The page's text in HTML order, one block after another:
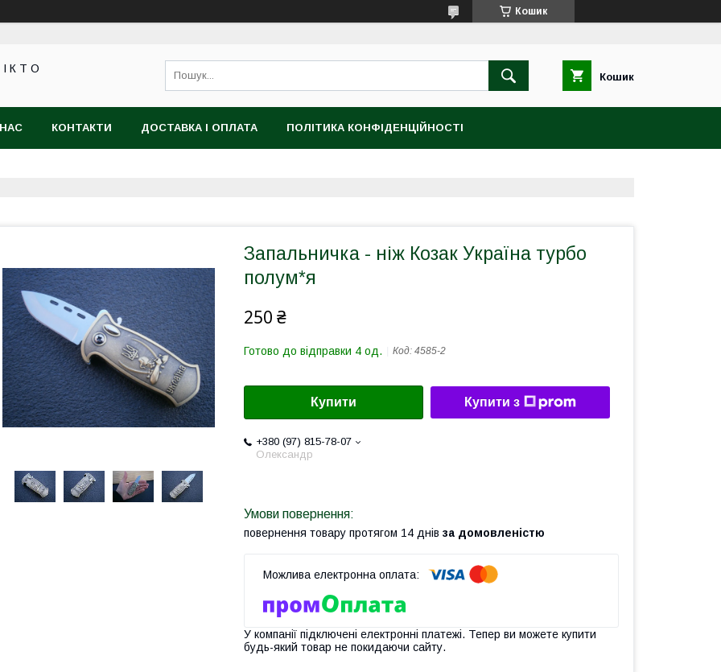
Кошик
І К Т О
Кошик
КОНТАКТИ ДОСТАВКА І ОПЛАТА ПОЛІТИКА КОНФІДЕНЦІЙНОСТІ
Запальничка - ніж Козак Україна турбо
полум*я
250 ₴
Готово до відправки 4 од. Код: 4585-2
Купити Купити з
+380 (97) 815-78-07
Олександр
повернення товару протягом 14 днів за домовленістю
У компанії підключені електронні платежі. Тепер ви можете купити
будь-який товар не покидаючи сайту.